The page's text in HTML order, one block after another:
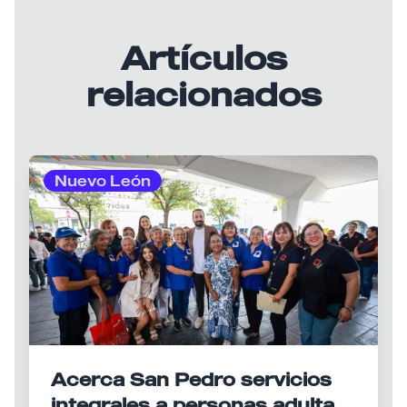
Artículos
relacionados
Nuevo León
Acerca San Pedro servicios